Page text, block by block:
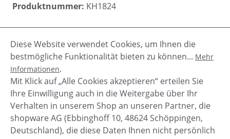
Produktnummer: KH1824
Beschreibung
Philice ist warm, wattiert gefüttert mit einem
abgesteppten Innenfutter mit Fleecebesatz und mit
eingenähten Handstulpen. Di…Mehr
Diese Website verwendet Cookies, um Ihnen die
bestmögliche Funktionalität bieten zu können... Mehr
Informationen.
Mit Klick auf „Alle Cookies akzeptieren“ erteilen Sie
Ihre Einwilligung auch in die Weitergabe über Ihr
Verhalten in unserem Shop an unseren Partner, die
shopware AG (Ebbinghoff 10, 48624 Schöppingen,
Deutschland), die diese Daten Ihnen nicht persönlich